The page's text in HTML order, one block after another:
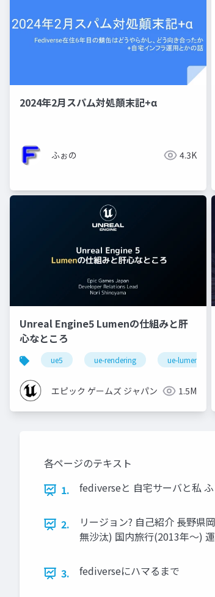
2024年2月スパム対処顛末記+α
ふぉの 4.3K
Unreal Engine5 Lumenの仕組みと肝
心なところ
ue5 ue-rendering ue-lumen
エピック ゲームズ ジャパン 1.5M
各ページのテキスト
1.
fediverseと 自宅サーバと私
2.
リージョン? 自己紹介 長野
無沙汰) 国内旅行(2013年〜)
3. fediverseにハマるまで